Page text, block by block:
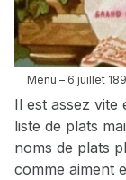
Menu – 6 juillet
Il est assez vite
liste de plats
noms de plats
comme aiment